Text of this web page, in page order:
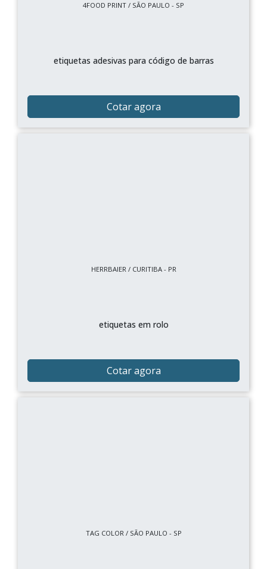
4FOOD PRINT / SÃO PAULO - SP
etiquetas adesivas para código de barras
Cotar agora
HERRBAIER / CURITIBA - PR
etiquetas em rolo
Cotar agora
TAG COLOR / SÃO PAULO - SP